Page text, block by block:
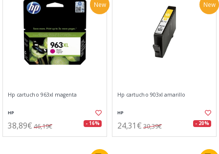
New
Hp cartucho 963xl magenta
HP
38,89€ 46,19€ - 16%
New
Hp cartucho 903xl amarillo
HP
24,31€ 30,39€ - 20%